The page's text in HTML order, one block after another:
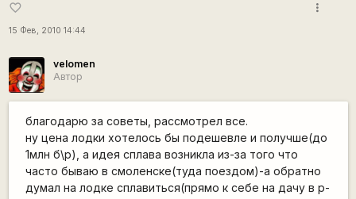
favorite_border
15 Фев, 2010 14:44
more_vert
velomen
Автор
благодарю за советы, рассмотрел все.
ну цена лодки хотелось бы подешевле и получше(до
1млн б\р), а идея сплава возникла из-за того что
часто бываю в смоленске(туда поездом)-а обратно
думал на лодке сплавиться(прямо к себе на дачу в р-